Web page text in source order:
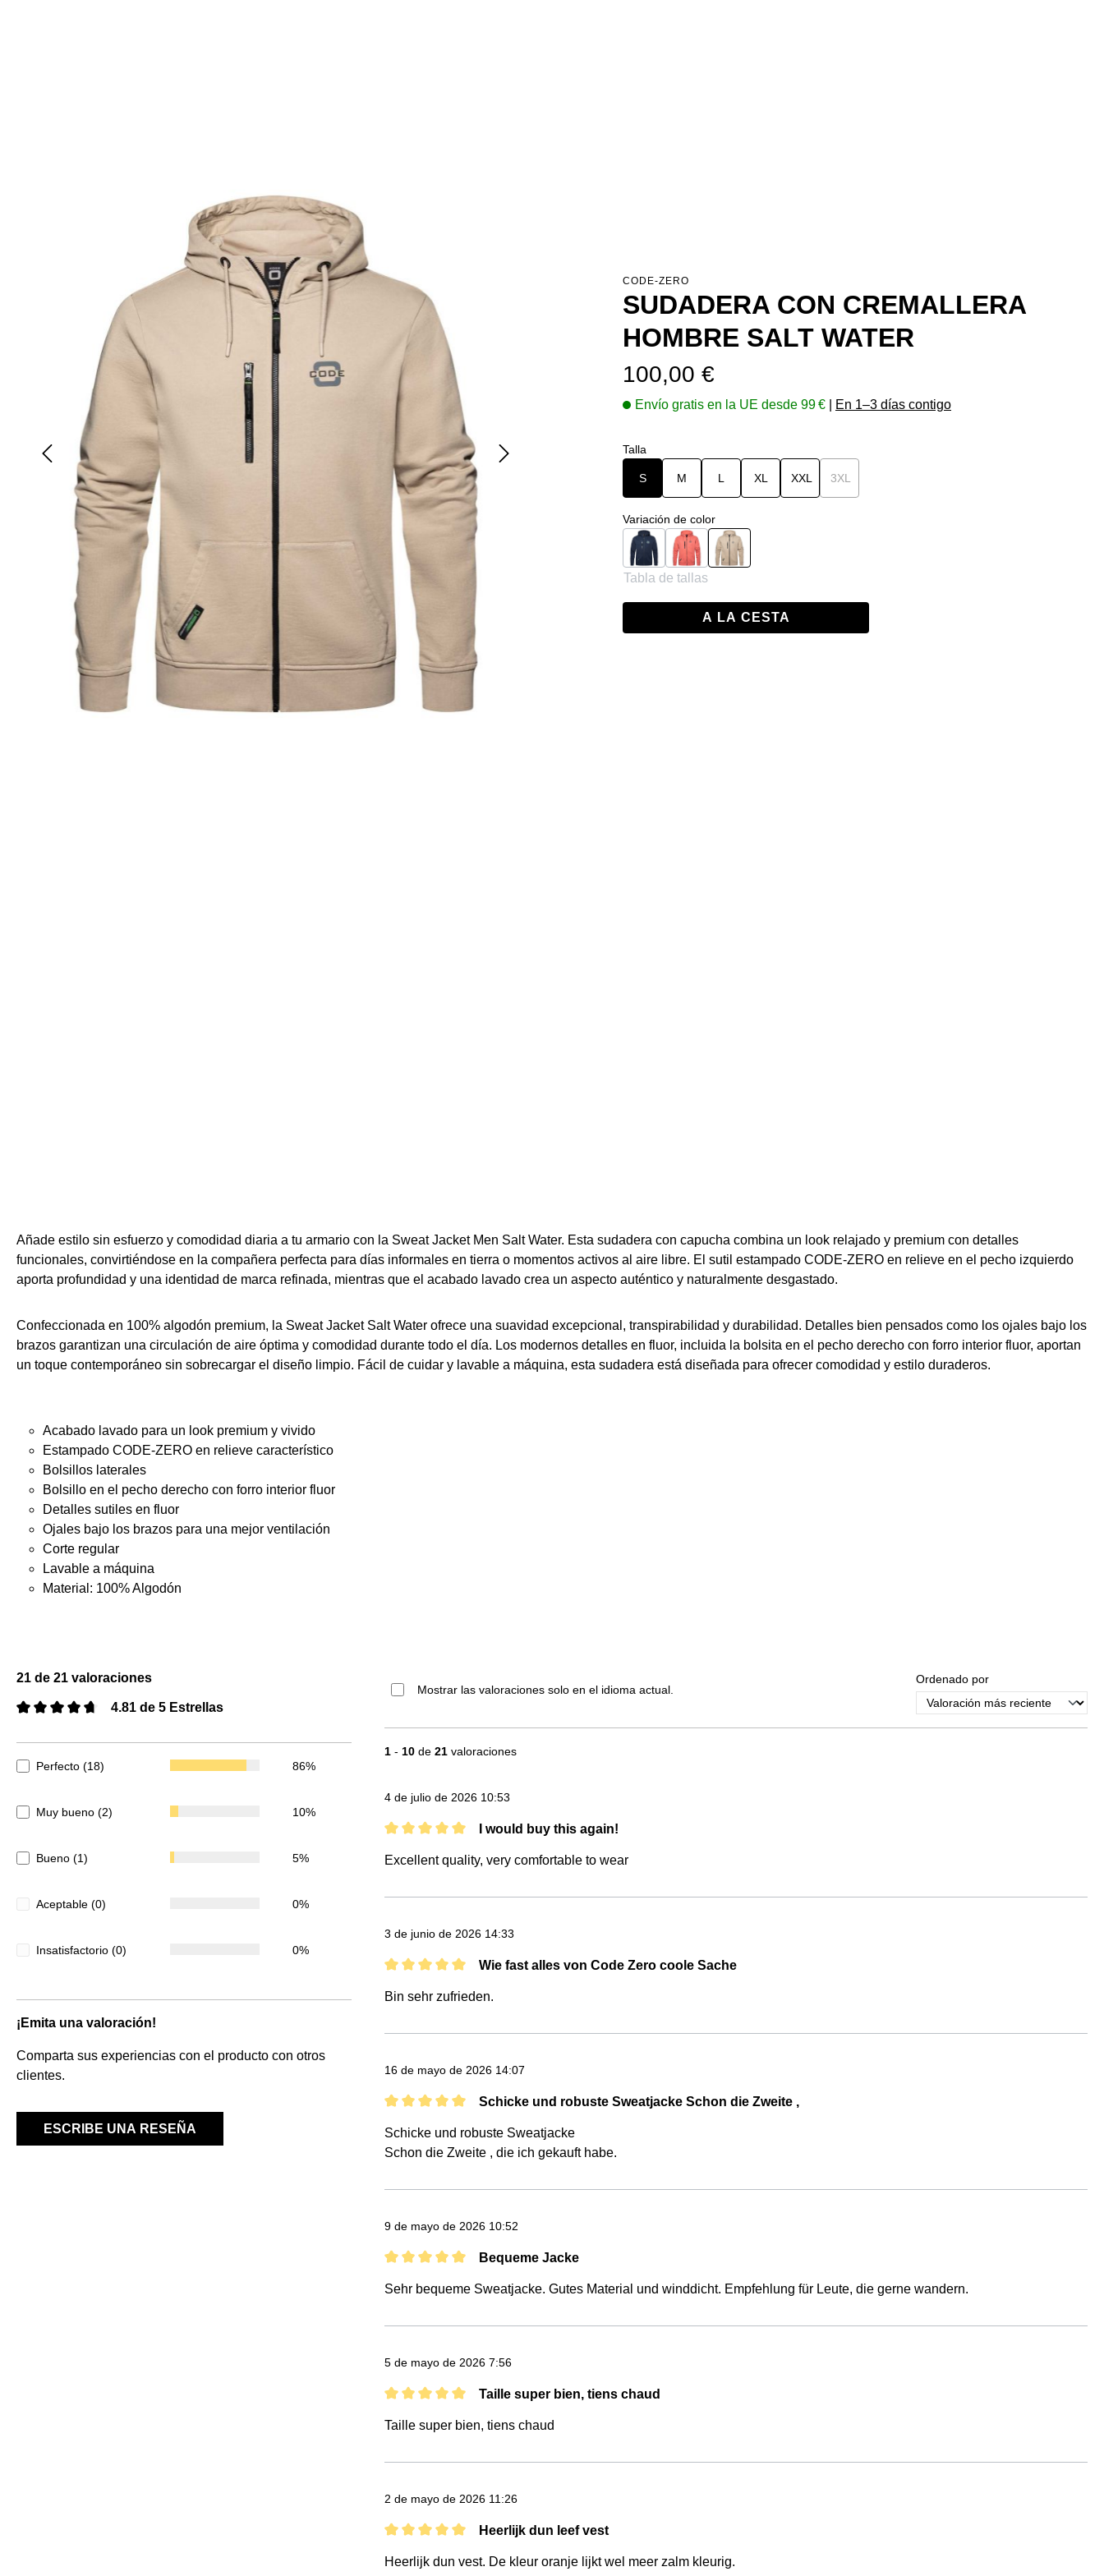
CODE-ZERO
SUDADERA CON CREMALLERA
HOMBRE SALT WATER
Precio normal:
100,00 €
Envío gratis en la UE desde 99 € En 1–3 días contigo
Seleccione
Talla
S M L XL XXL 3XL
Seleccione
Variación de color
Navy NaranjaBeige
Tabla de tallas
A LA CESTA
Añade estilo sin esfuerzo y comodidad diaria a tu armario con la Sweat Jacket Men Salt Water. Esta sudadera con capucha combina un look relajado y premium con detalles
funcionales, convirtiéndose en la compañera perfecta para días informales en tierra o momentos activos al aire libre. El sutil estampado CODE-ZERO en relieve en el pecho izquierdo
aporta profundidad y una identidad de marca refinada, mientras que el acabado lavado crea un aspecto auténtico y naturalmente desgastado.
Confeccionada en 100% algodón premium, la Sweat Jacket Salt Water ofrece una suavidad excepcional, transpirabilidad y durabilidad. Detalles bien pensados como los ojales bajo los
brazos garantizan una circulación de aire óptima y comodidad durante todo el día. Los modernos detalles en fluor, incluida la bolsita en el pecho derecho con forro interior fluor, aportan
un toque contemporáneo sin sobrecargar el diseño limpio. Fácil de cuidar y lavable a máquina, esta sudadera está diseñada para ofrecer comodidad y estilo duraderos.
Acabado lavado para un look premium y vivido
Estampado CODE-ZERO en relieve característico
Bolsillos laterales
Bolsillo en el pecho derecho con forro interior fluor
Detalles sutiles en fluor
Ojales bajo los brazos para una mejor ventilación
Corte regular
Lavable a máquina
Material: 100% Algodón
21 de 21 valoraciones
4.81 de 5 Estrellas
Perfecto (18) 86%
Muy bueno (2) 10%
Bueno (1) 5%
Aceptable (0) 0%
Insatisfactorio (0) 0%
¡Emita una valoración!
Comparta sus experiencias con el producto con otros
clientes.
ESCRIBE UNA RESEÑA
Mostrar las valoraciones solo en el idioma actual.
Ordenado por
1 - 10 de 21 valoraciones
4 de julio de 2026 10:53
I would buy this again!
Excellent quality, very comfortable to wear
3 de junio de 2026 14:33
Wie fast alles von Code Zero coole Sache
Bin sehr zufrieden.
16 de mayo de 2026 14:07
Schicke und robuste Sweatjacke Schon die Zweite ,
Schicke und robuste Sweatjacke
Schon die Zweite , die ich gekauft habe.
9 de mayo de 2026 10:52
Bequeme Jacke
Sehr bequeme Sweatjacke. Gutes Material und winddicht. Empfehlung für Leute, die gerne wandern.
5 de mayo de 2026 7:56
Taille super bien, tiens chaud
Taille super bien, tiens chaud
2 de mayo de 2026 11:26
Heerlijk dun leef vest
Heerlijk dun vest. De kleur oranje lijkt wel meer zalm kleurig.